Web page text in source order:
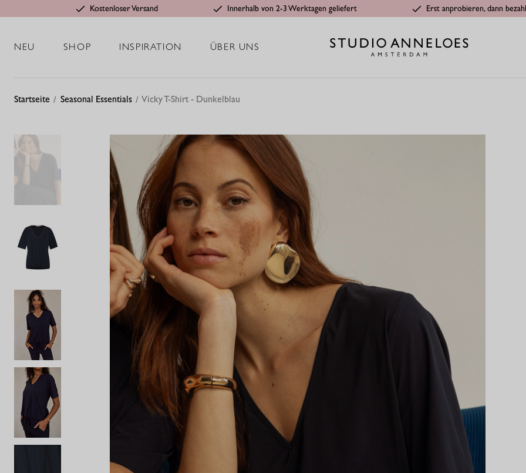
Kostenloser Versand Innerhalb von 2-3 Werktagen geliefert Erst anprobieren, dann
NEU SHOP INSPIRATION ÜBER UNS
Startseite Seasonal Essentials Vicky T-Shirt - Dunkelblau